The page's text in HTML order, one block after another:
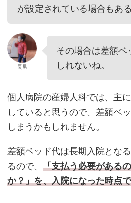
が設定されている場合もある
長男
その場合は差額ベ
しれないね。
個人病院の産婦人科では、主
していると思うので、差額ベ
しまうかもしれません。
差額ベッド代は長期入院とな
るので、 「支払う必要がある
か？」を、入院になった時点